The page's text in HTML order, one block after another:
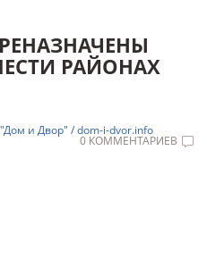
РАЙОНАХ
и Двор" / dom-i-dvor.info
0 КОММЕНТАРИЕВ